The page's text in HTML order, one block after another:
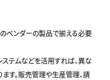
ベンダーの製品で揃える必要
テムなどを活用すれば、異な
す。販売管理や生産管理、請